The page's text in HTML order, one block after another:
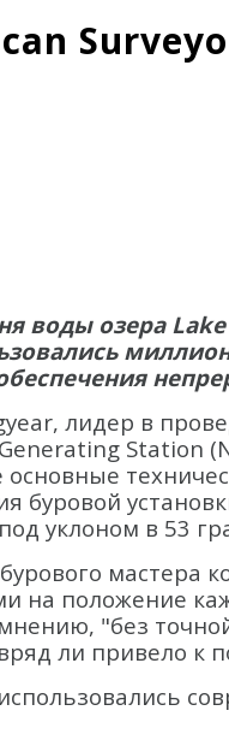
воды озера
лидер в
Station
буровой
уклоном в 53
мастера
на положение
"без
ли привело к